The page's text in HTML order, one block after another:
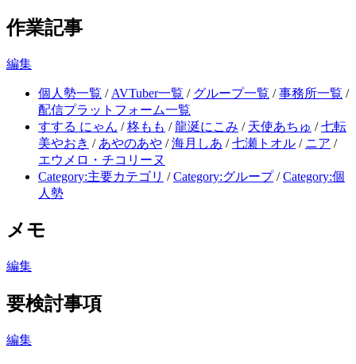
作業記事
編集
個人勢一覧 / AVTuber一覧 / グループ一覧 /事務所一覧 /
配信プラットフォーム一覧
すする にゃん /柊もも /龍涎にこみ / 天使あちゅ /七転
美やおき / あやのあや /海月しあ /七瀬トオル / ニア /
エウメロ・チコリーヌ
Category:主要カテゴリ /Category:グループ/Category:個
人勢
メモ
編集
要検討事項
編集